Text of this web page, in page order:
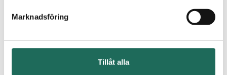
Marknadsföring
Tillåt alla
presentkort?
Seniorer